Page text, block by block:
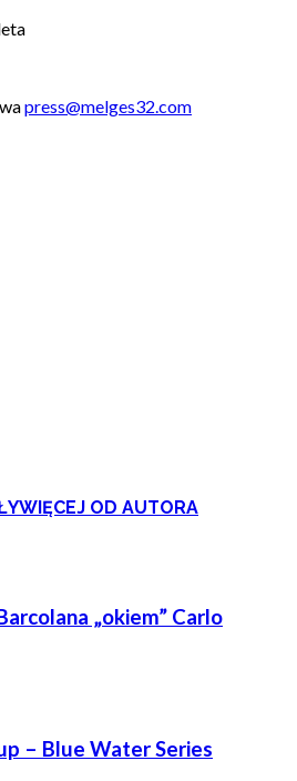
press@melges32.com
WIĘCEJ OD AUTORA
„okiem” Carlo
– Blue Water Series